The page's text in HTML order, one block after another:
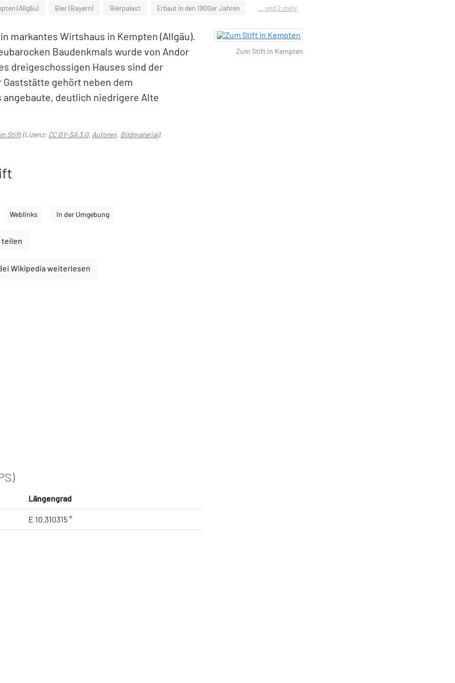
(Allgäu) Bier (Bayern) Bierpalast Erbaut in den 1900er Jahren ... und 2 mehr
markantes Wirtshaus in Kempten (Allgäu).
Baudenkmals wurde von Andor
dreigeschossigen Hauses sind der
gehört neben dem
deutlich niedrigere Alte
Stift(Lizenz: CC BY-SA 3.0, Autoren, Bildmaterial).
Weblinks In der Umgebung
teilen
Wikipedia weiterlesen
Längengrad
E 10.310315 °
Zum Stift in Kempten